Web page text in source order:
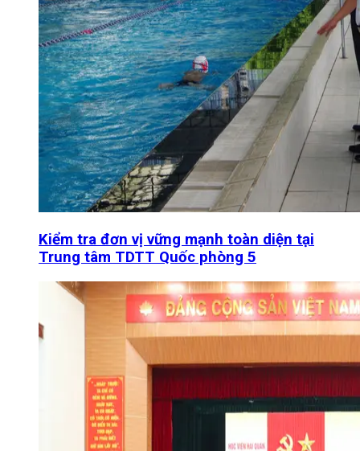
Kiểm tra đơn vị vững mạnh toàn diện tại
Trung tâm TDTT Quốc phòng 5